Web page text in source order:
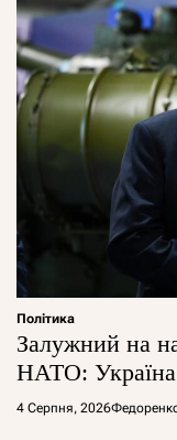
Політика
Залужний на
НАТО: Україна
4 Серпня, 2026